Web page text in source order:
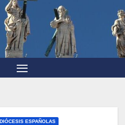
DIÓCESIS ESPAÑOLAS